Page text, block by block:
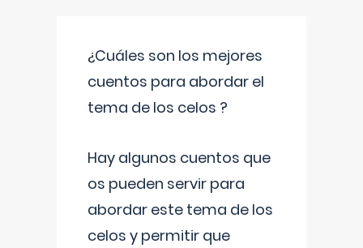
¿Cuáles son los mejores
cuentos para abordar el
tema de los celos ?
Hay algunos cuentos que
os pueden servir para
abordar este tema de los
celos y permitir que